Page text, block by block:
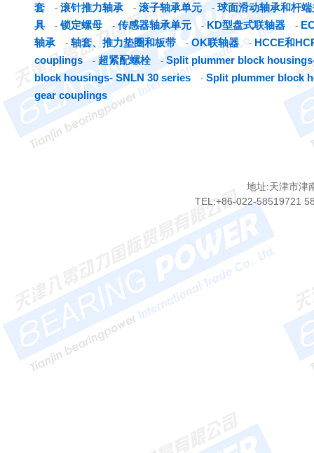
套
- 滚针推力轴承 - 滚子轴承单元 - 球面滑动轴承和杆
具
- 锁定螺母 -传感器轴承单元 - KD型盘式联轴器 -
轴承
- 轴套、推力垫圈和板带 -OK联轴器 - HCCE和
couplings
- 超紧配螺栓 - Split plummer block
block housings- SNLN 30 series
- Split plummer block
gear couplings
地址:天津市津
TEL:+86-022-58519721